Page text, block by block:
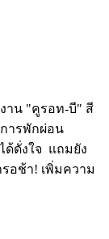
าน "คูรอท-บี" สี
ารพักผ่อน
ด้ดั่งใจ ️ แถมยัง
อช้า! เพิ่มความ